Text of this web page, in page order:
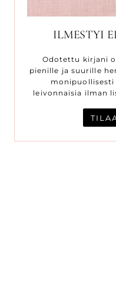
ILMESTYI
Odotettu kirjani
pienille ja suurille
monipuollisesti
leivonnaisia ilman